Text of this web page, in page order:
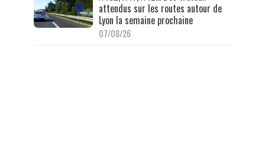
attendus sur les routes autour de
Lyon la semaine prochaine
07/08/26